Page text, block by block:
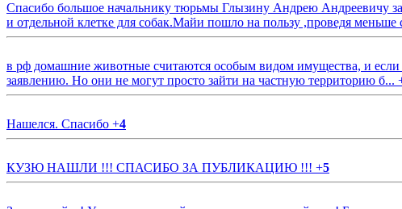
Спасибо большое начальнику тюрьмы Глызину Андрею Андреевичу
и отдельной клетке для собак.Майи пошло на пользу ,проведя меньше
в рф домашние животные считаются особым видом имущества, и если
заявлению. Но они не могут просто зайти на частную территорию б...
Нашелся. Спасибо +4
КУЗЮ НАШЛИ !!! СПАСИБО ЗА ПУБЛИКАЦИЮ !!! +5